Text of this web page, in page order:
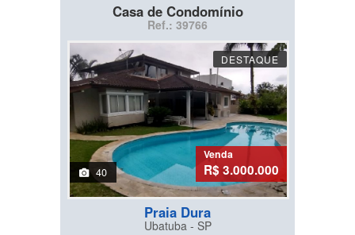
Casa de Condomínio
Ref.: 39766
DESTAQUE
40
Venda
R$ 3.000.000
Praia Dura
Ubatuba - SP